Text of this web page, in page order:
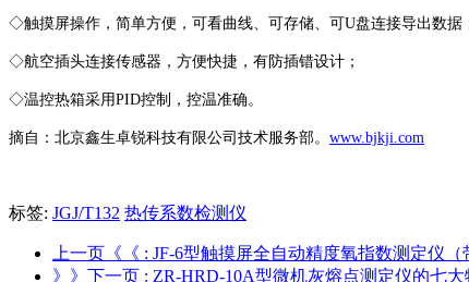
◇触摸屏操作，简单方便，可看曲线、可存储、可U盘连接导出数据
◇航空插头连接传感器，方便快捷，有防插错设计；
◇温控热箱采用PID控制，控温准确。
摘自：北京鑫生卓锐科技有限公司技术服务部。 www.bjkji.com
标签: JGJ/T132 热传系数检测仪
上一页《《 : JF-6型触摸屏全自动精度氧指数测定仪
》》下一页 : ZR-HRD-10A型微机灰熔点测定仪的七大